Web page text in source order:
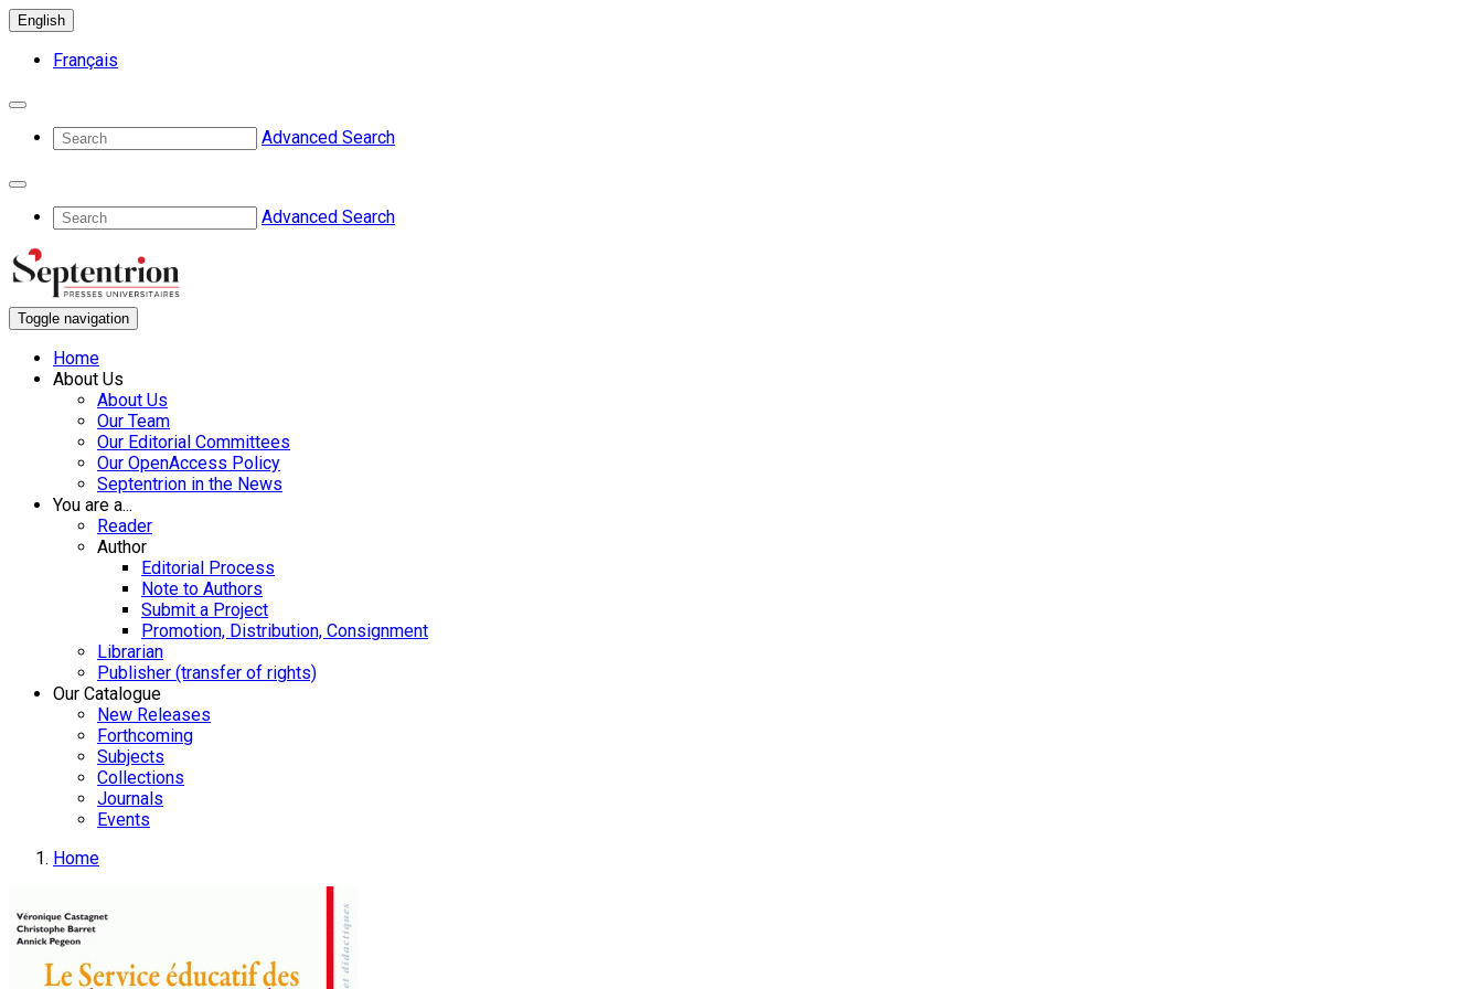
English
Français
Advanced Search
Advanced Search
Toggle navigation
Home
About Us
About Us
Our Team
Our Editorial Committees
Our OpenAccess Policy
Septentrion in the News
You are a...
Reader
Author
Editorial Process
Note to Authors
Submit a Project
Promotion, Distribution, Consignment
Librarian
Publisher (transfer of rights)
Our Catalogue
New Releases
Forthcoming
Subjects
Collections
Journals
Events
Home